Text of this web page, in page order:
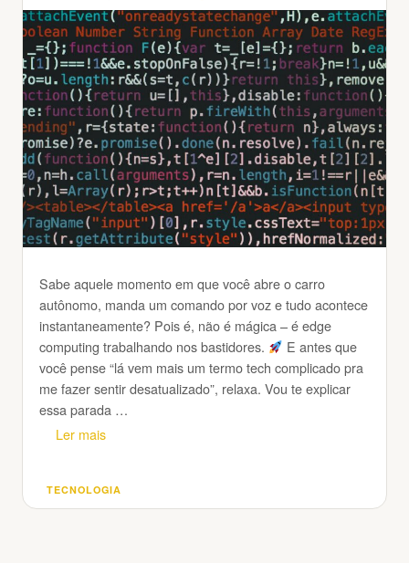
Sabe aquele momento em que você abre o carro
autônomo, manda um comando por voz e tudo acontece
instantaneamente? Pois é, não é mágica – é edge
computing trabalhando nos bastidores.
E antes que
você pense “lá vem mais um termo tech complicado pra
me fazer sentir desatualizado”, relaxa. Vou te explicar
essa parada …
Ler mais
Categorias
TECNOLOGIA